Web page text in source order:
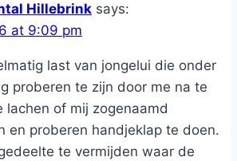
Hillebrink says:
at 9:09 pm
last van jongelui die onder
proberen te zijn door me na te
lachen of mij zogenaamd
en proberen handjeklap te doen.
te vermijden waar de